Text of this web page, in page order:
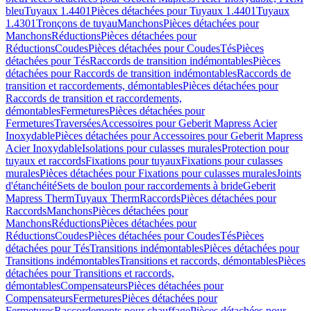
bleuTuyaux 1.4401Pièces détachées pour Tuyaux 1.4401Tuyaux
1.4301Tronçons de tuyauManchonsPièces détachées pour
ManchonsRéductionsPièces détachées pour
RéductionsCoudesPièces détachées pour CoudesTésPièces
détachées pour TésRaccords de transition indémontablesPièces
détachées pour Raccords de transition indémontablesRaccords de
transition et raccordements, démontablesPièces détachées pour
Raccords de transition et raccordements,
démontablesFermeturesPièces détachées pour
FermeturesTraverséesAccessoires pour Geberit Mapress Acier
InoxydablePièces détachées pour Accessoires pour Geberit Mapress
Acier InoxydableIsolations pour culasses muralesProtection pour
tuyaux et raccordsFixations pour tuyauxFixations pour culasses
muralesPièces détachées pour Fixations pour culasses muralesJoints
d'étanchéitéSets de boulon pour raccordements à brideGeberit
Mapress ThermTuyaux ThermRaccordsPièces détachées pour
RaccordsManchonsPièces détachées pour
ManchonsRéductionsPièces détachées pour
RéductionsCoudesPièces détachées pour CoudesTésPièces
détachées pour TésTransitions indémontablesPièces détachées pour
Transitions indémontablesTransitions et raccords, démontablesPièces
détachées pour Transitions et raccords,
démontablesCompensateursPièces détachées pour
CompensateursFermeturesPièces détachées pour